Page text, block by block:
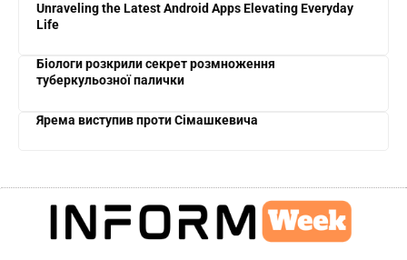
Unraveling the Latest Android Apps Elevating Everyday
Life
Біологи розкрили секрет розмноження
туберкульозної палички
Ярема виступив проти Сімашкевича